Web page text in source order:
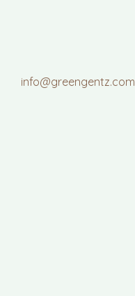
info@greengentz.com